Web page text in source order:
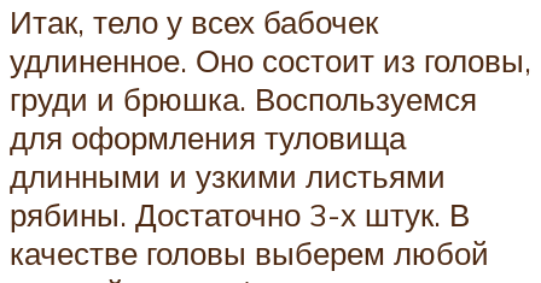
Итак, тело у всех бабочек
удлиненное. Оно состоит из головы,
груди и брюшка. Воспользуемся
для оформления туловища
длинными и узкими листьями
рябины. Достаточно 3-х штук. В
качестве головы выберем любой